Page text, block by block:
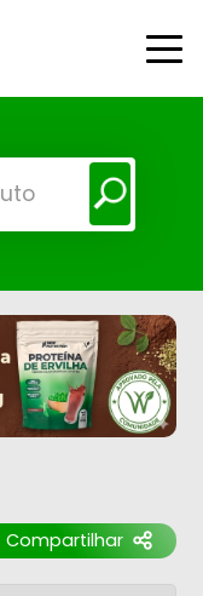
Compartilhar